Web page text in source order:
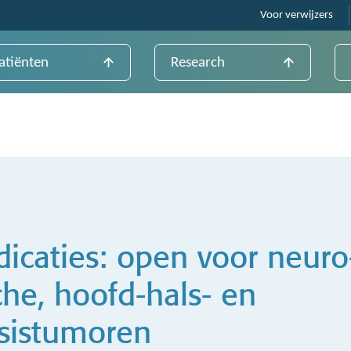
Voor verwijzers
Research
open voor neuro-
hoofd-hals- en